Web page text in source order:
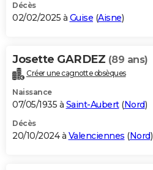
Décès
02/02/2025 à Guise (Aisne)
Josette GARDEZ (89 ans)
Créer une cagnotte obsèques
Naissance
07/05/1935 à Saint-Aubert(Nord)
Décès
20/10/2024 à Valenciennes (Nord)